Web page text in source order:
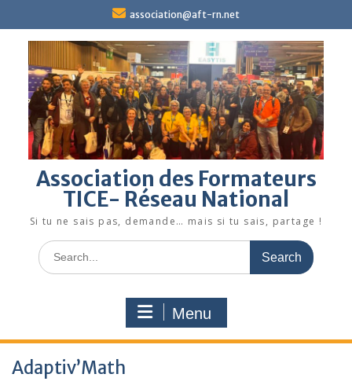
content
association@aft-rn.net
Association des Formateurs
TICE- Réseau National
Si tu ne sais pas, demande… mais si tu sais, partage !
Search
for:
Menu
Adaptiv’Math